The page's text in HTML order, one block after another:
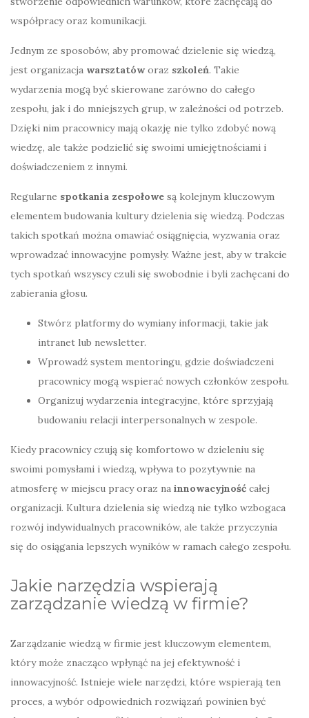
współpracy oraz komunikacji.
Jednym ze sposobów, aby promować dzielenie się wiedzą,
jest organizacja warsztatów oraz szkoleń. Takie
wydarzenia mogą być skierowane zarówno do całego
zespołu, jak i do mniejszych grup, w zależności od potrzeb.
Dzięki nim pracownicy mają okazję nie tylko zdobyć nową
wiedzę, ale także podzielić się swoimi umiejętnościami i
doświadczeniem z innymi.
Regularne spotkania zespołowe są kolejnym kluczowym
elementem budowania kultury dzielenia się wiedzą. Podczas
takich spotkań można omawiać osiągnięcia, wyzwania oraz
wprowadzać innowacyjne pomysły. Ważne jest, aby w trakcie
tych spotkań wszyscy czuli się swobodnie i byli zachęcani do
zabierania głosu.
Stwórz platformy do wymiany informacji, takie jak
intranet lub newsletter.
Wprowadź system mentoringu, gdzie doświadczeni
pracownicy mogą wspierać nowych członków zespołu.
Organizuj wydarzenia integracyjne, które sprzyjają
budowaniu relacji interpersonalnych w zespole.
Kiedy pracownicy czują się komfortowo w dzieleniu się
swoimi pomysłami i wiedzą, wpływa to pozytywnie na
atmosferę w miejscu pracy oraz na innowacyjność całej
organizacji. Kultura dzielenia się wiedzą nie tylko wzbogaca
rozwój indywidualnych pracowników, ale także przyczynia
się do osiągania lepszych wyników w ramach całego zespołu.
Jakie narzędzia wspierają
zarządzanie wiedzą w firmie?
Zarządzanie wiedzą w firmie jest kluczowym elementem,
który może znacząco wpłynąć na jej efektywność i
innowacyjność. Istnieje wiele narzędzi, które wspierają ten
proces, a wybór odpowiednich rozwiązań powinien być